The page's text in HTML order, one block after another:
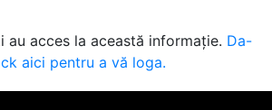
au acces la această informație. Da-
aici pentru a vă loga.